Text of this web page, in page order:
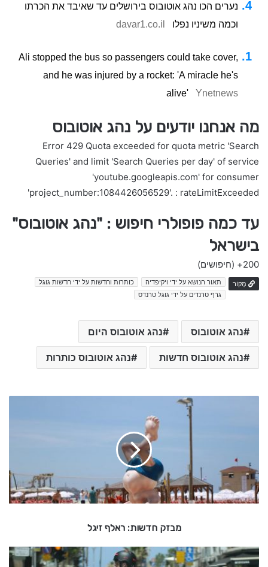
נערים הכו נהג אוטובוס בירושלים עד שאיבד את הכרתו
וכמה משיניו נפלו
davar1.co.il
Ali stopped the bus so passengers could take cover,
and he was injured by a rocket: 'A miracle he's
alive'
Ynetnews
מה אנחנו יודעים על נהג אוטובוס
Error 429 Quota exceeded for quota metric 'Search
Queries' and limit 'Search Queries per day' of service
'youtube.googleapis.com' for consumer
'project_number:1084426056529'. : rateLimitExceeded
עד כמה פופולרי חיפוש : "נהג אוטובוס"
בישראל
200+ (חיפושים)
מָקוֹר תאור הנושא על ידי ויקיפדיה
כותרות וחדשות על ידי חדשות גוגל
גרף טרנדים על ידי גוגל טרנדס
נהג אוטובוס נהג אוטובוס היום
נהג אוטובוס חדשות נהג אוטובוס כותרות
ש
ו
ת
ל
ף
מבזק חדשות: ראלף זיגל
מ
ב